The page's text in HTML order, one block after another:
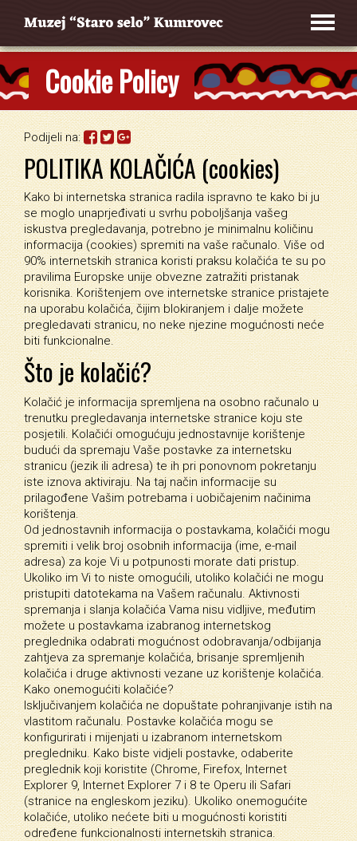
Cookie Policy
Podijeli na:
POLITIKA KOLAČIĆA (cookies)
Kako bi internetska stranica radila ispravno te kako bi ju
se moglo unaprjeđivati u svrhu poboljšanja vašeg
iskustva pregledavanja, potrebno je minimalnu količinu
informacija (cookies) spremiti na vaše računalo. Više od
90% internetskih stranica koristi praksu kolačića te su po
pravilima Europske unije obvezne zatražiti pristanak
korisnika. Korištenjem ove internetske stranice pristajete
na uporabu kolačića, čijim blokiranjem i dalje možete
pregledavati stranicu, no neke njezine mogućnosti neće
biti funkcionalne.
Što je kolačić?
Kolačić je informacija spremljena na osobno računalo u
trenutku pregledavanja internetske stranice koju ste
posjetili. Kolačići omogućuju jednostavnije korištenje
budući da spremaju Vaše postavke za internetsku
stranicu (jezik ili adresa) te ih pri ponovnom pokretanju
iste iznova aktiviraju. Na taj način informacije su
prilagođene Vašim potrebama i uobičajenim načinima
korištenja.
Od jednostavnih informacija o postavkama, kolačići mogu
spremiti i velik broj osobnih informacija (ime, e-mail
adresa) za koje Vi u potpunosti morate dati pristup.
Ukoliko im Vi to niste omogućili, utoliko kolačići ne mogu
pristupiti datotekama na Vašem računalu. Aktivnosti
spremanja i slanja kolačića Vama nisu vidljive, međutim
možete u postavkama izabranog internetskog
preglednika odabrati mogućnost odobravanja/odbijanja
zahtjeva za spremanje kolačića, brisanje spremljenih
kolačića i druge aktivnosti vezane uz korištenje kolačića.
Kako onemogućiti kolačiće?
Isključivanjem kolačića ne dopuštate pohranjivanje istih na
vlastitom računalu. Postavke kolačića mogu se
konfigurirati i mijenjati u izabranom internetskom
pregledniku. Kako biste vidjeli postavke, odaberite
preglednik koji koristite (Chrome, Firefox, Internet
Explorer 9, Internet Explorer 7 i 8 te Operu ili Safari
(stranice na engleskom jeziku). Ukoliko onemogućite
kolačiće, utoliko nećete biti u mogućnosti koristiti
određene funkcionalnosti internetskih stranica.